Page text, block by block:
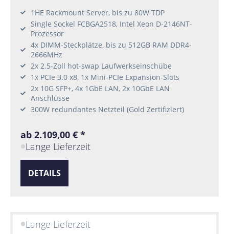
1HE Rackmount Server, bis zu 80W TDP
Single Sockel FCBGA2518, Intel Xeon D-2146NT-
Prozessor
4x DIMM-Steckplätze, bis zu 512GB RAM DDR4-
2666MHz
2x 2.5-Zoll hot-swap Laufwerkseinschübe
1x PCIe 3.0 x8, 1x Mini-PCIe Expansion-Slots
2x 10G SFP+, 4x 1GbE LAN, 2x 10GbE LAN
Anschlüsse
300W redundantes Netzteil (Gold Zertifiziert)
ab 2.109,00 € *
Lange Lieferzeit
DETAILS
Lange Lieferzeit